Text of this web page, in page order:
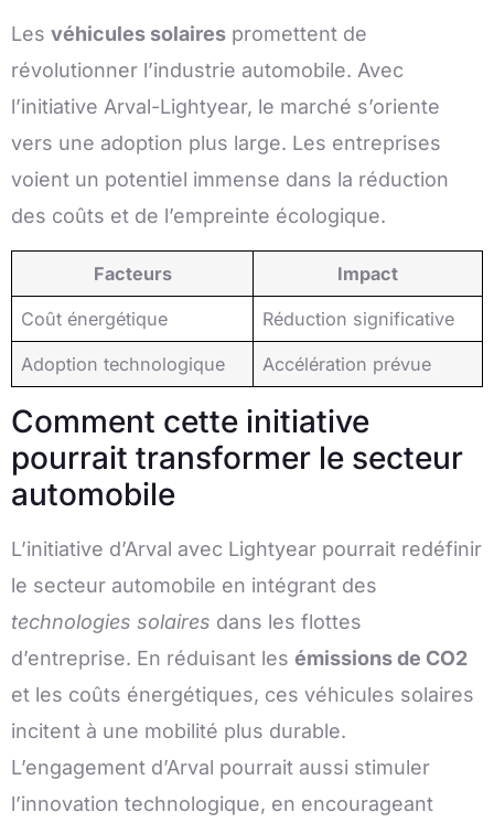
Les véhicules solaires promettent de
révolutionner l’industrie automobile. Avec
l’initiative Arval-Lightyear, le marché s’oriente
vers une adoption plus large. Les entreprises
voient un potentiel immense dans la réduction
des coûts et de l’empreinte écologique.
Facteurs Impact
Coût énergétique Réduction significative
Adoption technologique Accélération prévue
Comment cette initiative
pourrait transformer le secteur
automobile
L’initiative d’Arval avec Lightyear pourrait redéfinir
le secteur automobile en intégrant des
technologies solaires dans les flottes
d’entreprise. En réduisant les émissions de CO2
et les coûts énergétiques, ces véhicules solaires
incitent à une mobilité plus durable.
L’engagement d’Arval pourrait aussi stimuler
l’innovation technologique, en encourageant